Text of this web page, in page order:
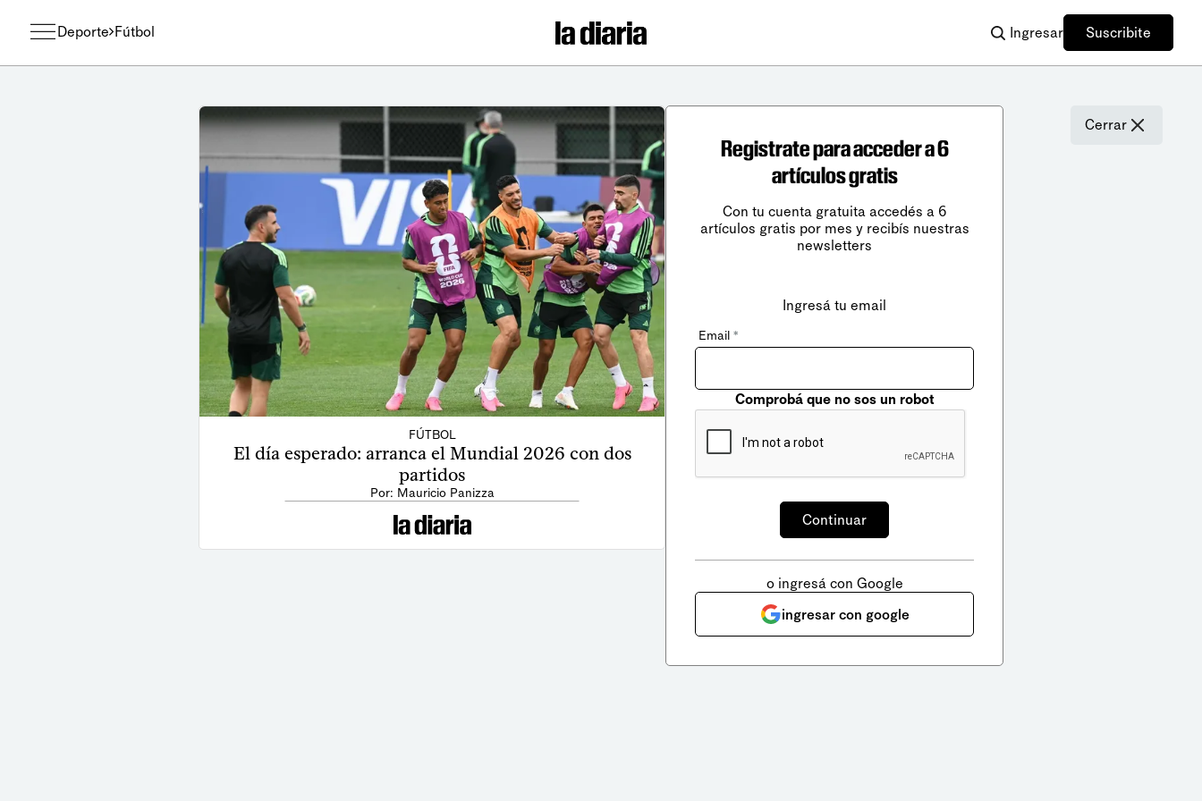
Deporte Fútbol Ingresar Suscribite
FÚTBOL
El día esperado: arranca el Mundial 2026 con dos
partidos
Por: Mauricio Panizza
Cerrar
Registrate para acceder a 6
artículos gratis
Con tu cuenta gratuita accedés a 6
artículos gratis por mes y recibís nuestras
newsletters
Ingresá tu email
Email *
Comprobá que no sos un robot
o ingresá con Google
ingresar con google